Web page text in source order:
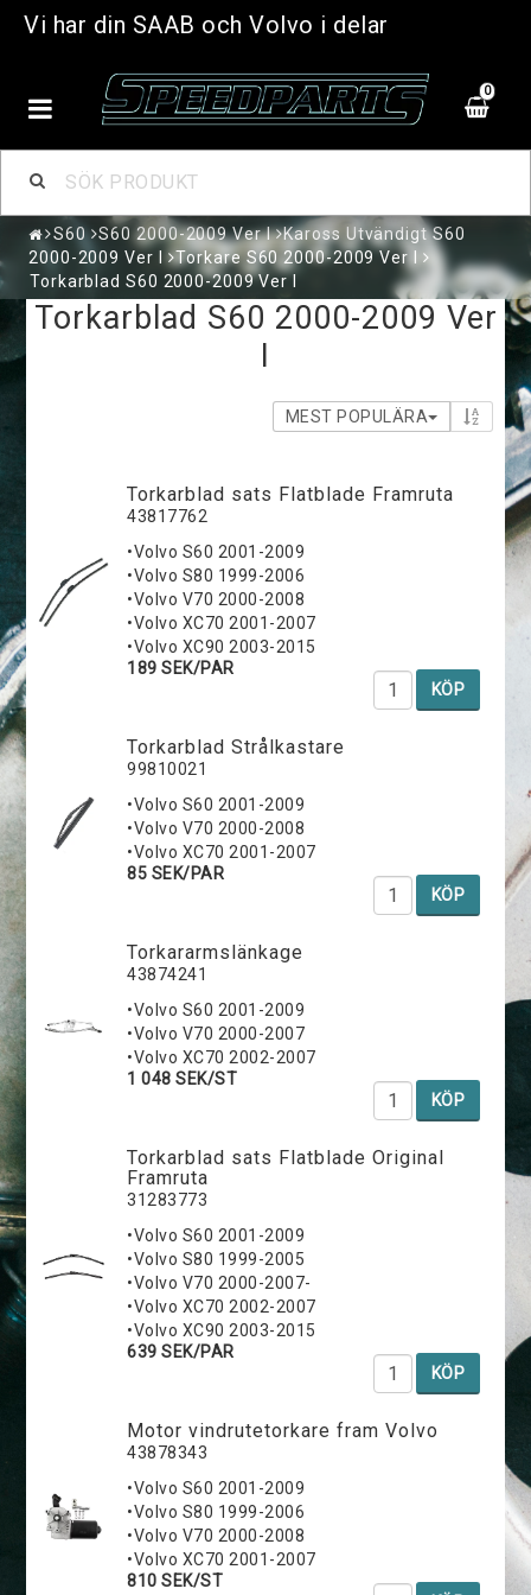
Vi har din SAAB och Volvo i delar
0
S60 S60 2000-2009 Ver I
Kaross Utvändigt S60
2000-2009 Ver I
Torkare S60 2000-2009 Ver I
Torkarblad S60 2000-2009 Ver I
Torkarblad S60 2000-2009 Ver
I
MEST POPULÄRA
Torkarblad sats Flatblade Framruta
43817762
•Volvo S60 2001-2009
•Volvo S80 1999-2006
•Volvo V70 2000-2008
•Volvo XC70 2001-2007
•Volvo XC90 2003-2015
189 SEK/PAR
KÖP
Torkarblad Strålkastare
99810021
•Volvo S60 2001-2009
•Volvo V70 2000-2008
•Volvo XC70 2001-2007
85 SEK/PAR
KÖP
Torkararmslänkage
43874241
•Volvo S60 2001-2009
•Volvo V70 2000-2007
•Volvo XC70 2002-2007
1 048 SEK/ST
KÖP
Torkarblad sats Flatblade Original
Framruta
31283773
•Volvo S60 2001-2009
•Volvo S80 1999-2005
•Volvo V70 2000-2007-
•Volvo XC70 2002-2007
•Volvo XC90 2003-2015
639 SEK/PAR
KÖP
Motor vindrutetorkare fram Volvo
43878343
•Volvo S60 2001-2009
•Volvo S80 1999-2006
•Volvo V70 2000-2008
•Volvo XC70 2001-2007
810 SEK/ST